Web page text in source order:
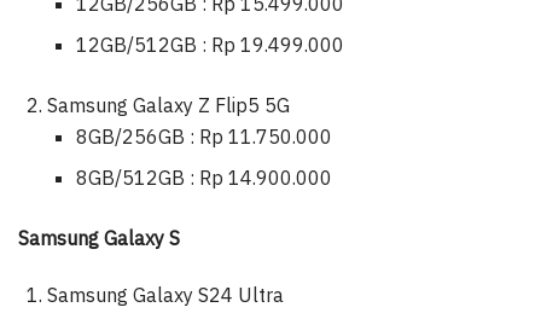
12GB/512GB : Rp 19.499.000
Samsung Galaxy Z Flip5 5G
8GB/256GB : Rp 11.750.000
8GB/512GB : Rp 14.900.000
Samsung Galaxy S
Samsung Galaxy S24 Ultra